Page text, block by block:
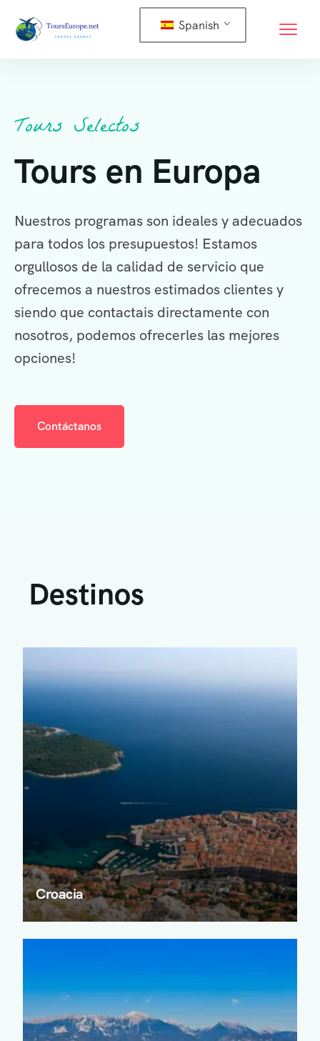
Spanish
Tours Selectos
Tours en Europa
Nuestros programas son ideales y adecuados
para todos los presupuestos! Estamos
orgullosos de la calidad de servicio que
ofrecemos a nuestros estimados clientes y
siendo que contactais directamente con
nosotros, podemos ofrecerles las mejores
opciones!
Contáctanos
Destinos
Croacia